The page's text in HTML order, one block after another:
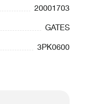
20001703
GATES
3PK0600